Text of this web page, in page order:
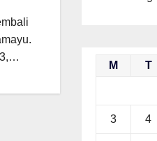
3,…
M T
3 4